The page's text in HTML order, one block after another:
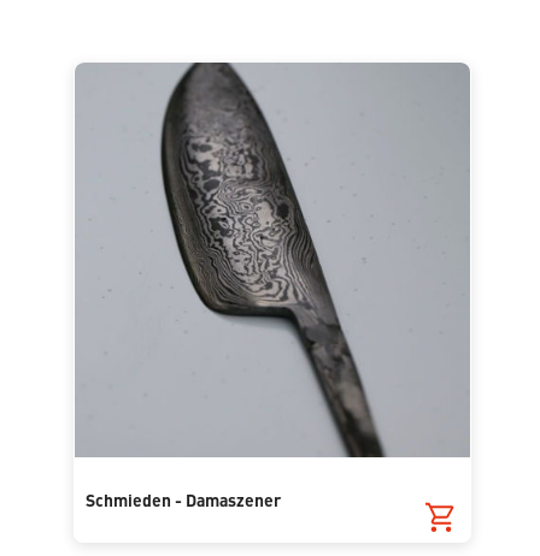
Schmieden - Damaszener